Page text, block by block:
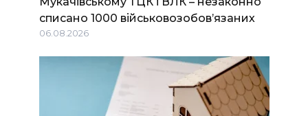
списано 1000 військовозобов’язаних
06.08.2026